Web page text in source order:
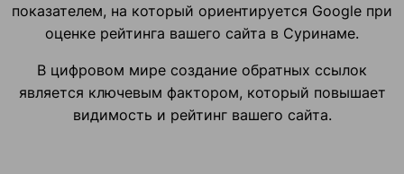
показателем, на который ориентируется Google при
оценке рейтинга вашего сайта в Суринаме.
В цифровом мире создание обратных ссылок
является ключевым фактором, который повышает
видимость и рейтинг вашего сайта.